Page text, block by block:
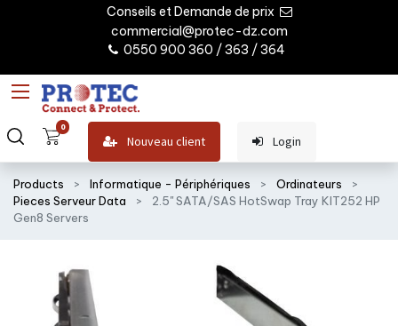
Conseils et Demande de prix
commercial@protec-dz.com
0550 900 360 / 363 / 364
0
Nouveau client Login
Products Informatique - Périphériques
Ordinateurs
Pieces Serveur Data
2.5" SATA/SAS HotSwap Tray KIT252 HP
Gen8 Servers